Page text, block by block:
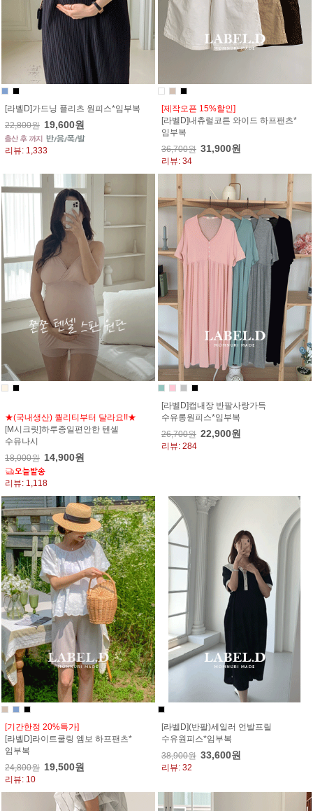
[라벨D]가드닝 플리츠 원피스*임부복
22,800원 19,600원
리뷰: 1,333
[제작오픈 15%할인]
[라벨D]내츄럴코튼 와이드 하프팬츠*
임부복
36,700원 31,900원
리뷰: 34
★(국내생산) 퀄리티부터 달라요!!★
[M시크릿]하루종일편안한 텐셀
수유나시
18,000원 14,900원
리뷰: 1,118
[라벨D]캡내장 반팔사랑가득
수유롱원피스*임부복
26,700원 22,900원
리뷰: 284
[기간한정 20%특가]
[라벨D]라이트쿨링 엠보 하프팬츠*
임부복
24,800원 19,500원
리뷰: 10
[라벨D](반팔)세일러 언발프릴
수유원피스*임부복
38,900원 33,600원
리뷰: 32